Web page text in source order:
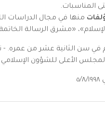
المناسبات.
منها في مجال الدراسات
«مشرق الرسالة
في سن الثانية عشر من عمره. -